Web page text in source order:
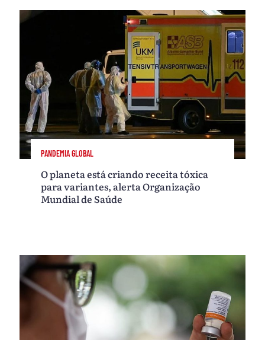
PANDEMIA GLOBAL
O planeta está criando receita tóxica
para variantes, alerta Organização
Mundial de Saúde